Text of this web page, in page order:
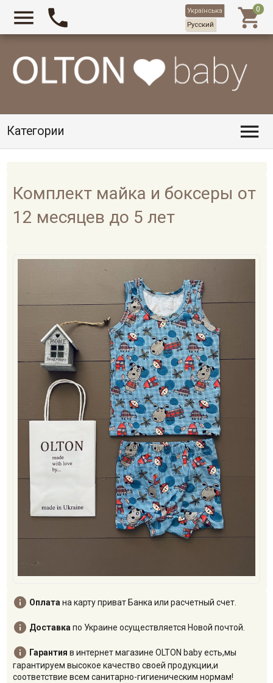
Категории 
  
Комплект майка и бoксеры от
12 месяцев до 5 лет
 Оплатана карту приват Банка или расчетный счет.
 Доставкапо Украине осуществляется Новой почтой.
 Гарантия в интернет магазине OLTON baby есть,мы
гарантируем высокое качество своей продукции,и
соответствие всем санитарно-гигиеническим нормам!
Українська
Русский